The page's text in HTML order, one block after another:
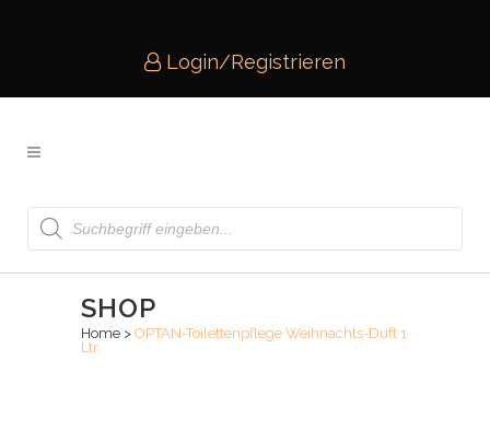
Login/Registrieren
Products
search
SHOP
Home > OPTAN-Toilettenpflege Weihnachts-Duft 1
Ltr.